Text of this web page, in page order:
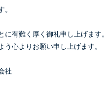
に有難く厚く御礼申し上げます。
心よりお願い申し上げます。
社